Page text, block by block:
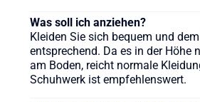
Was soll ich anziehen?
Kleiden Sie sich bequem und
entsprechend. Da es in der Höhe
am Boden, reicht normale
Schuhwerk ist empfehlenswert.